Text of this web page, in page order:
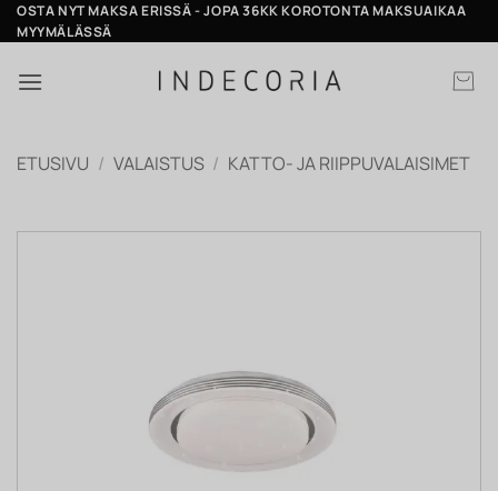
Skip
to
OSTA NYT MAKSA ERISSÄ - JOPA 36KK KOROTONTA MAKSUAIKAA
MYYMÄLÄSSÄ
ETUSIVU / VALAISTUS / KATTO- JA RIIPPUVALAISIMET